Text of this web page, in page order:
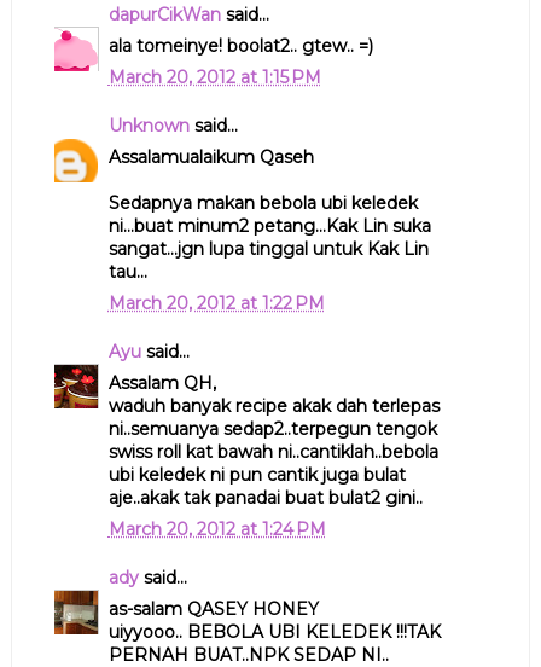
dapurCikWansaid...
ala tomeinye! boolat2.. gtew.. =)
March 20, 2012 at 1:15 PM
Unknownsaid...
Assalamualaikum Qaseh
Sedapnya makan bebola ubi keledek
ni...buat minum2 petang...Kak Lin suka
sangat...jgn lupa tinggal untuk Kak Lin
tau...
March 20, 2012 at 1:22 PM
Ayusaid...
Assalam QH,
waduh banyak recipe akak dah terlepas
ni..semuanya sedap2..terpegun tengok
swiss roll kat bawah ni..cantiklah..bebola
ubi keledek ni pun cantik juga bulat
aje..akak tak panadai buat bulat2 gini..
March 20, 2012 at 1:24 PM
adysaid...
as-salam QASEY HONEY
uiyyooo.. BEBOLA UBI KELEDEK !!!TAK
PERNAH BUAT..NPK SEDAP NI..